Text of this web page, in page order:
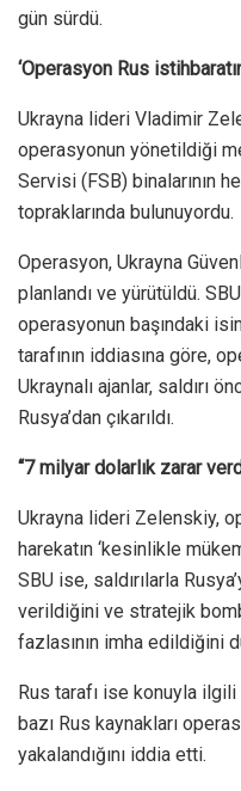
gün sürdü.
‘Operasyon Rus
Ukrayna lideri Vladimir
operasyonun yönetildiği
Servisi (FSB) binalarının
topraklarında bulunuyordu.
Operasyon, Ukrayna
planlandı ve yürütüldü.
operasyonun başındaki
tarafının iddiasına göre,
Ukraynalı ajanlar, saldırı
Rusya’dan çıkarıldı.
“7 milyar dolarlık zarar
Ukrayna lideri Zelenskiy,
harekatın ‘kesinlikle
SBU ise, saldırılarla
verildiğini ve stratejik
fazlasının imha edildiğini
Rus tarafı ise konuyla
bazı Rus kaynakları
yakalandığını iddia etti.